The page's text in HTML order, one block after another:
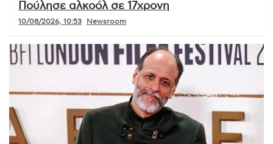
Πούλησε αλκοόλ σε 17χρονη
10/08/2026, 10:53 Newsroom